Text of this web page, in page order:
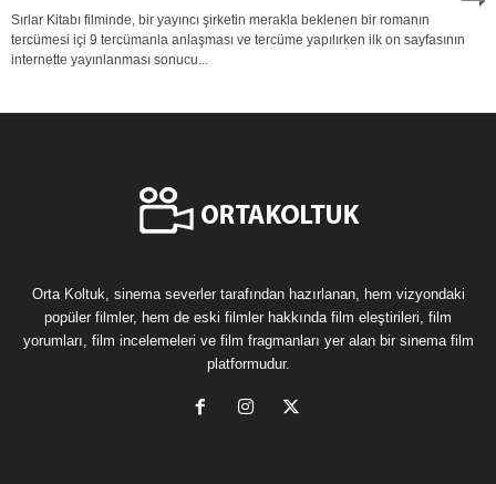
Sırlar Kitabı filminde, bir yayıncı şirketin merakla beklenen bir romanın
tercümesi içi 9 tercümanla anlaşması ve tercüme yapılırken ilk on sayfasının
internette yayınlanması sonucu...
Orta Koltuk, sinema severler tarafından hazırlanan, hem vizyondaki
popüler filmler, hem de eski filmler hakkında film eleştirileri, film
yorumları, film incelemeleri ve film fragmanları yer alan bir sinema film
platformudur.